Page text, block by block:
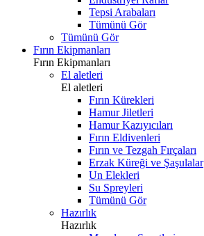
Tepsi Arabaları
Tümünü Gör
Tümünü Gör
Fırın Ekipmanları
Fırın Ekipmanları
El aletleri
El aletleri
Fırın Kürekleri
Hamur Jiletleri
Hamur Kazıyıcıları
Fırın Eldivenleri
Fırın ve Tezgah Fırçaları
Erzak Küreği ve Şaşulalar
Un Elekleri
Su Spreyleri
Tümünü Gör
Hazırlık
Hazırlık